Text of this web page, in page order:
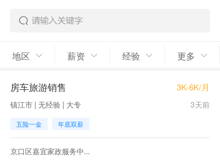
地区 薪资 经验 更多
房车旅游销售 3K-6K/月
镇江市 | 无经验 | 大专 3天前
五险一金 年底双薪
京口区嘉宜家政服务中...